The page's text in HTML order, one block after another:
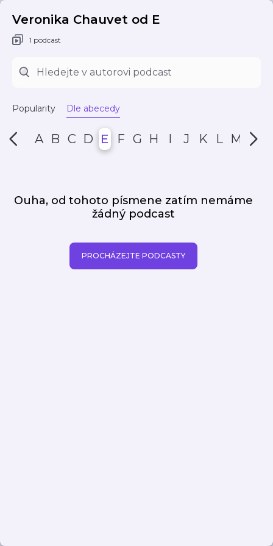
Veronika Chauvet od E
1 podcast
Popularity Dle abecedy
A B C D E F G H I J K L M N
Ouha, od tohoto písmene zatím nemáme
žádný podcast
PROCHÁZEJTE PODCASTY